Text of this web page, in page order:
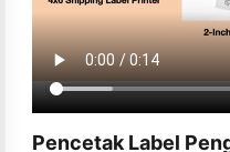
Pencetak Label